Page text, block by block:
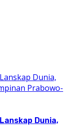
Dunia,